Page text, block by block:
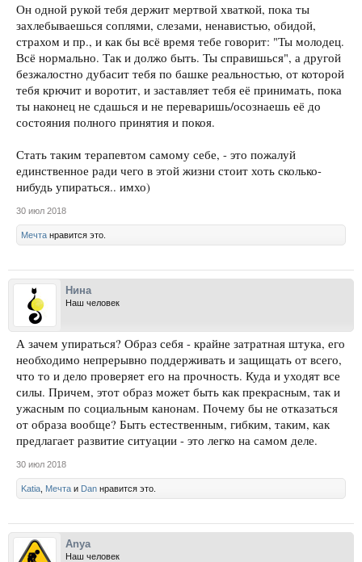
Он одной рукой тебя держит мертвой хваткой, пока ты
захлебываешься соплями, слезами, ненавистью, обидой,
страхом и пр., и как бы всё время тебе говорит: "Ты молодец.
Всё нормально. Так и должо быть. Ты справишься", а другой
безжалостно дубасит тебя по башке реальностью, от которой
тебя крючит и воротит, и заставляет тебя её принимать, пока
ты наконец не сдашься и не переваришь/осознаешь её до
состояния полного принятия и покоя.
Стать таким терапевтом самому себе, - это пожалуй
единственное ради чего в этой жизни стоит хоть сколько-
нибудь упираться.. имхо)
30 июл 2018
Мечта нравится это.
Нина
Наш человек
А зачем упираться? Образ себя - крайне затратная штука, его
необходимо непрерывно поддерживать и защищать от всего,
что то и дело проверяет его на прочность. Куда и уходят все
силы. Причем, этот образ может быть как прекрасным, так и
ужасным по социальным канонам. Почему бы не отказаться
от образа вообще? Быть естественным, гибким, таким, как
предлагает развитие ситуации - это легко на самом деле.
30 июл 2018
Katia Мечта и Dan нравится это.
Anya
Наш человек